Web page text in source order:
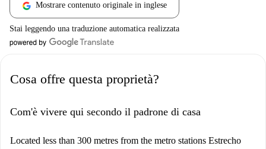
Mostrare contenuto originale in inglese
Stai leggendo una traduzione automatica realizzata
Cosa offre questa proprietà?
Com'è vivere qui secondo il padrone di casa
Located less than 300 metres from the metro stations Estrecho